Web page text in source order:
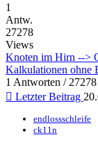
1
Antw.
27278
Views
Knoten im Hirn -->
Kalkulationen ohne
1 Antworten /
Letzter Beitrag
endlossschleife
ck11n